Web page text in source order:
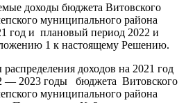
доходы бюджета Витовского
муниципального района
год и плановый период 2022 и
1 к настоящему Решению.
доходов на 2021 год
— 2023 годы бюджета Витовского
муниципального района